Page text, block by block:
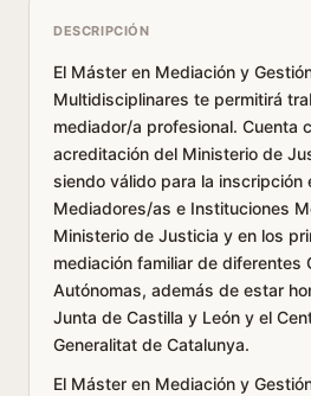
DESCRIPCIÓN
El Máster en Mediación y
Multidisciplinares te permitirá
mediador/a profesional. Cuenta
acreditación del Ministerio de
siendo válido para la inscripción
Mediadores/as e Instituciones
Ministerio de Justicia y en los
mediación familiar de diferentes
Autónomas, además de estar
Junta de Castilla y León y el
Generalitat de Catalunya.
El Máster en Mediación y